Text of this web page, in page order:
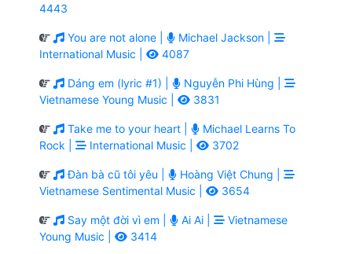
4443
You are not alone |
Michael Jackson |
International Music |
4087
Dáng em (lyric #1) |
Nguyễn Phi Hùng |
Vietnamese Young Music |
3831
Take me to your heart |
Michael Learns To
Rock |
International Music | 3702
Đàn bà cũ tôi yêu |
Hoàng Việt Chung |
Vietnamese Sentimental Music |
3654
Say một đời vì em | Ai Ai |
Vietnamese
Young Music |
3414